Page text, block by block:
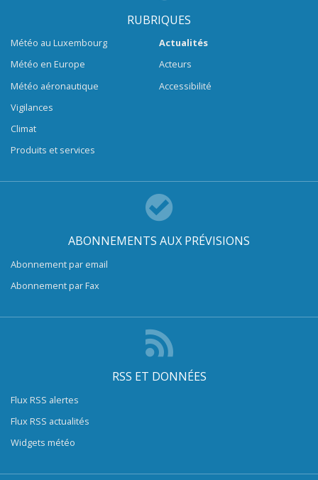
RUBRIQUES
Météo au Luxembourg
Météo en Europe
Météo aéronautique
Vigilances
Climat
Produits et services
Actualités
Acteurs
Accessibilité
ABONNEMENTS AUX PRÉVISIONS
Abonnement par email
Abonnement par Fax
RSS ET DONNÉES
Flux RSS alertes
Flux RSS actualités
Widgets météo